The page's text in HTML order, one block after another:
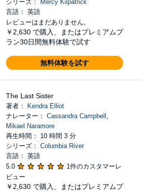
シリーズ：
Mercy Kilpatrick
言語： 英語
レビューはまだありません。
￥2,630 で購入、またはプレミアムプ
ラン30日間無料体験で試す
無料体験を試す
The Last Sister
著者：
Kendra Elliot
ナレーター： Cassandra Campbell ,
Mikael Naramore
再生時間： 10 時間 3 分
シリーズ： Columbia River
言語： 英語
5.0
1件のカスタマーレ
ビュー
￥2,630 で購入、またはプレミアムプ